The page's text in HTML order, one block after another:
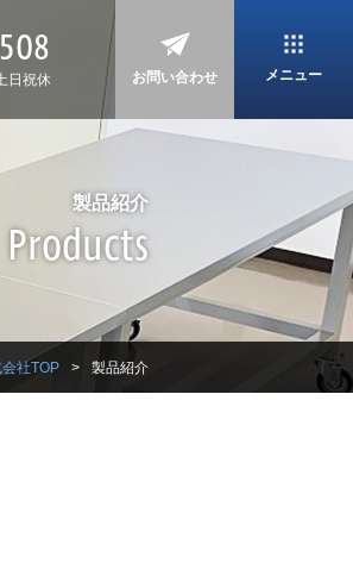
日祝休 お問い合わせ メニュー
製品紹介
Products
社TOP 製品紹介